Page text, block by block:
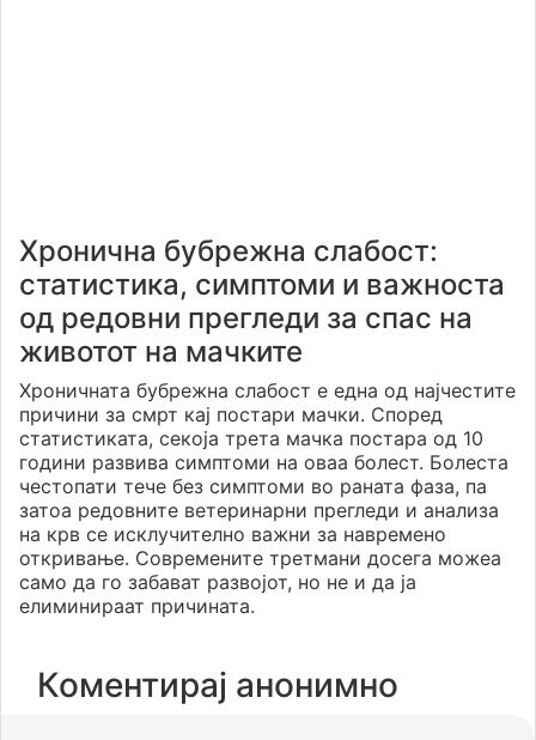
Хронична бубрежна слабост:
статистика, симптоми и важноста
од редовни прегледи за спас на
животот на мачките
Хроничната бубрежна слабост е една од најчестите
причини за смрт кај постари мачки. Според
статистиката, секоја трета мачка постара од 10
години развива симптоми на оваа болест. Болеста
честопати тече без симптоми во раната фаза, па
затоа редовните ветеринарни прегледи и анализа
на крв се исклучително важни за навремено
откривање. Современите третмани досега можеа
само да го забават развојот, но не и да ја
елиминираат причината.
Коментирај анонимно